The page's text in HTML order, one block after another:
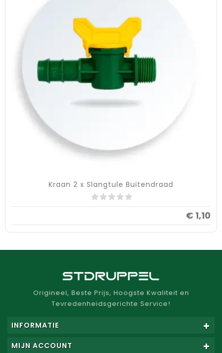
Kraan 2 x Slangtule Buitendraad
€ 1,10
Origineel, Beste Prijs, Hoogste Kwaliteit en
Tevredenheidsgerichte Service!
INFORMATIE
MIJN ACCOUNT